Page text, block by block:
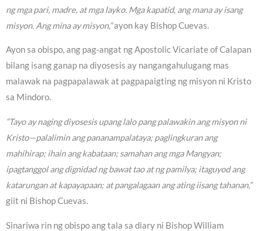
ng mga pari, madre, at mga layko. Mga kapatid, ang mana ay isang
misyon. Ang mina ay misyon,”ayon kay Bishop Cuevas.
Ayon sa obispo, ang pag-angat ng Apostolic Vicariate of Calapan
bilang isang ganap na diyosesis ay nangangahulugang mas
malawak na pagpapalawak at pagpapaigting ng misyon ni Kristo
sa Mindoro.
“Tayo ay naging diyosesis upang lalo pang palawakin ang misyon ni
Kristo—palalimin ang pananampalataya; paglingkuran ang
mahihirap; ihain ang kabataan; samahan ang mga Mangyan;
ipagtanggol ang dignidad ng bawat tao at ng pamilya; itaguyod ang
katarungan at kapayapaan; at pangalagaan ang ating iisang tahanan,”
giit ni Bishop Cuevas.
Sinariwa rin ng obispo ang tala sa diary ni Bishop William